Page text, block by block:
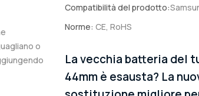
o
Compatibilità del prodotto:
Norme: CE, RoHS
La vecchia batteria del
44mm è esausta? La